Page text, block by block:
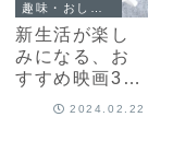
趣味・おしゃれ・その他
新生活が楽し
みになる、お
すすめ映画3
選。毎日ワク
2024.02.22